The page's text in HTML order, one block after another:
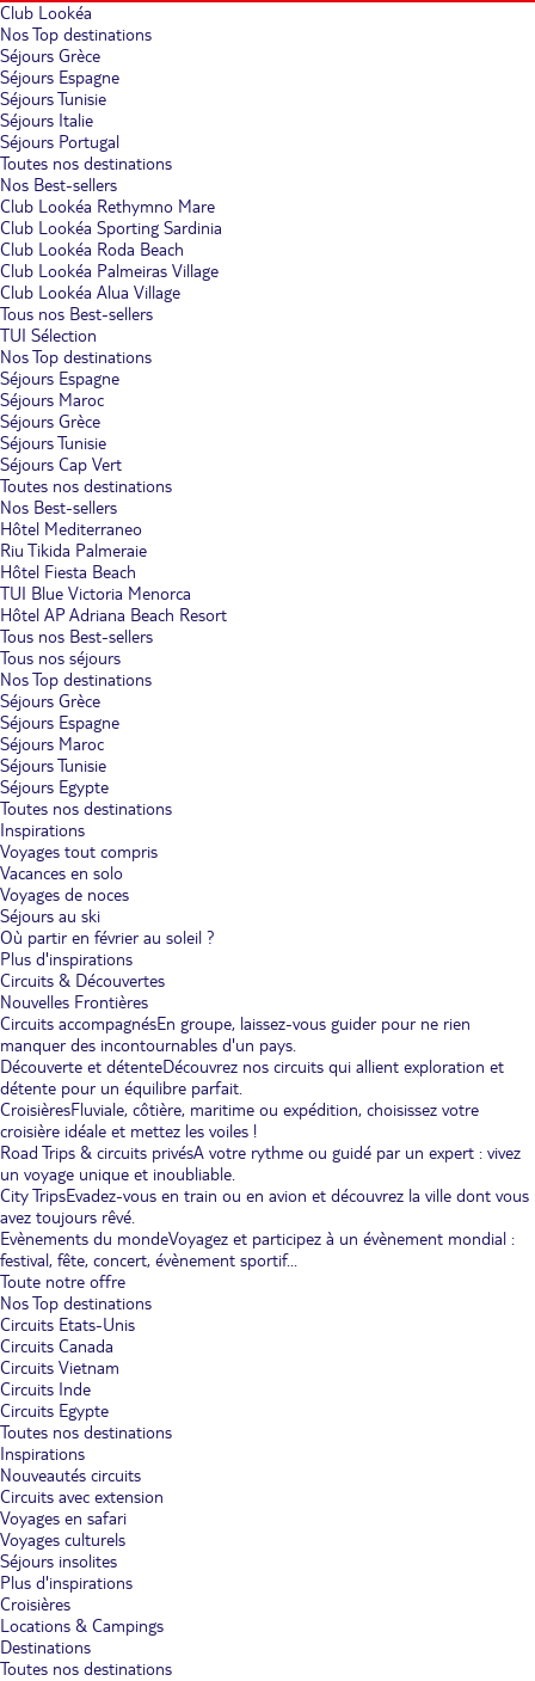
Club Lookéa
Nos Top destinations
Séjours Grèce
Séjours Espagne
Séjours Tunisie
Séjours Italie
Séjours Portugal
Toutes nos destinations
Nos Best-sellers
Club Lookéa Rethymno Mare
Club Lookéa Sporting Sardinia
Club Lookéa Roda Beach
Club Lookéa Palmeiras Village
Club Lookéa Alua Village
Tous nos Best-sellers
TUI Sélection
Nos Top destinations
Séjours Espagne
Séjours Maroc
Séjours Grèce
Séjours Tunisie
Séjours Cap Vert
Toutes nos destinations
Nos Best-sellers
Hôtel Mediterraneo
Riu Tikida Palmeraie
Hôtel Fiesta Beach
TUI Blue Victoria Menorca
Hôtel AP Adriana Beach Resort
Tous nos Best-sellers
Tous nos séjours
Nos Top destinations
Séjours Grèce
Séjours Espagne
Séjours Maroc
Séjours Tunisie
Séjours Egypte
Toutes nos destinations
Inspirations
Voyages tout compris
Vacances en solo
Voyages de noces
Séjours au ski
Où partir en février au soleil ?
Plus d'inspirations
Circuits & Découvertes
Nouvelles Frontières
Circuits accompagnésEn groupe, laissez-vous guider pour ne rien
manquer des incontournables d'un pays.
Découverte et détenteDécouvrez nos circuits qui allient exploration et
détente pour un équilibre parfait.
CroisièresFluviale, côtière, maritime ou expédition, choisissez votre
croisière idéale et mettez les voiles !
Road Trips & circuits privésA votre rythme ou guidé par un expert : vivez
un voyage unique et inoubliable.
City TripsEvadez-vous en train ou en avion et découvrez la ville dont vous
avez toujours rêvé.
Evènements du mondeVoyagez et participez à un évènement mondial :
festival, fête, concert, évènement sportif...
Toute notre offre
Nos Top destinations
Circuits Etats-Unis
Circuits Canada
Circuits Vietnam
Circuits Inde
Circuits Egypte
Toutes nos destinations
Inspirations
Nouveautés circuits
Circuits avec extension
Voyages en safari
Voyages culturels
Séjours insolites
Plus d'inspirations
Croisières
Locations & Campings
Destinations
Toutes nos destinations